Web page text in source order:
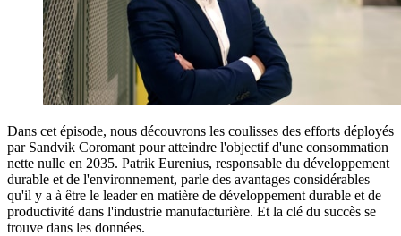
Dans cet épisode, nous découvrons les coulisses des efforts déployés
par Sandvik Coromant pour atteindre l'objectif d'une consommation
nette nulle en 2035. Patrik Eurenius, responsable du développement
durable et de l'environnement, parle des avantages considérables
qu'il y a à être le leader en matière de développement durable et de
productivité dans l'industrie manufacturière. Et la clé du succès se
trouve dans les données.